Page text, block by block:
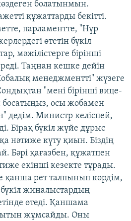
көздеген болатынмын.
құжаттарды бекітті.
парламентте, "Нұр
өтетін бүкіл
мәжілістерге бірінші
Таңнан кешке дейін
менеджментті" жүзеге
"мені бірінші вице-
осы жобамен
дедім. Министр келіспей,
Бірақ бүкіл жүйе дұрыс
нәтиже күту қиын. Біздің
Бәрі қағазбен, құжатпен
екінші кезекте тұрады.
қанша рет талпынып көрдім,
бүкіл жиналыстардың
өтеді. Қаншама
жұмсайды. Оны